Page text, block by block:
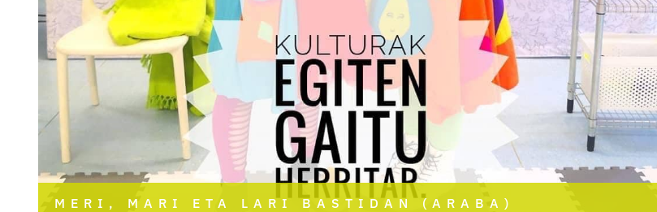
MERI, MARI ETA LARI BASTIDAN (ARABA)